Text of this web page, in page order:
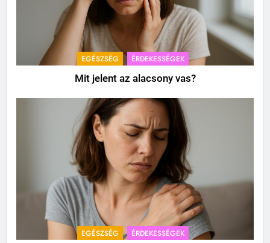
EGÉSZSÉG ÉRDEKESSÉGEK
Mit jelent az alacsony vas?
EGÉSZSÉG ÉRDEKESSÉGEK